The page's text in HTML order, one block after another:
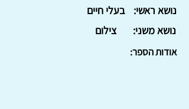
בעלי חיים
נושא ראשי:
צילום
נושא משני:
אודות הספר: